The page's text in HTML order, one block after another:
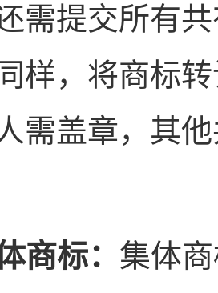
需提交所有
样，将商标
需盖章，其
商标： 集体